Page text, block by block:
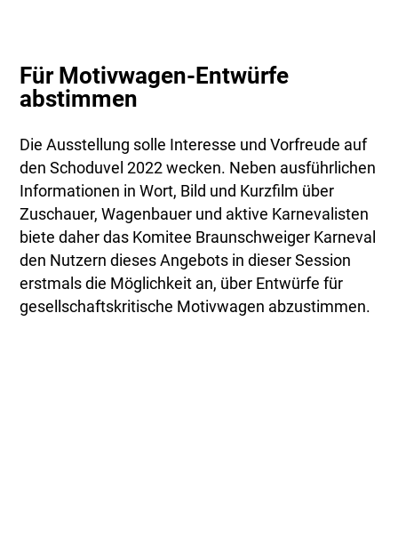
Für Motivwagen-Entwürfe
abstimmen
Die Ausstellung solle Interesse und Vorfreude auf
den Schoduvel 2022 wecken. Neben ausführlichen
Informationen in Wort, Bild und Kurzfilm über
Zuschauer, Wagenbauer und aktive Karnevalisten
biete daher das Komitee Braunschweiger Karneval
den Nutzern dieses Angebots in dieser Session
erstmals die Möglichkeit an, über Entwürfe für
gesellschaftskritische Motivwagen abzustimmen.